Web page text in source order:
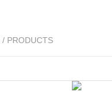
/ PRODUCTS